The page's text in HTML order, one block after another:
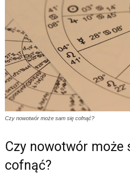
Czy nowotwór może sam się cofnąć?
Czy nowotwór może
cofnąć?